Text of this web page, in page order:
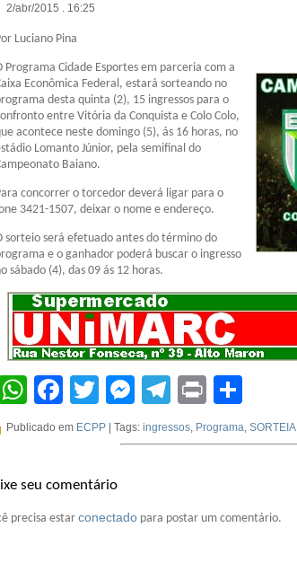
2/abr/2015 . 16:25
Luciano Pina
Programa Cidade Esportes em parceria com a
Econômica Federal, estará sorteando no
desta quinta (2), 15 ingressos para o
entre Vitória da Conquista e Colo Colo,
acontece neste domingo (5), ás 16 horas, no
Lomanto Júnior, pela semifinal do
Baiano.
concorrer o torcedor deverá ligar para o
3421-1507, deixar o nome e endereço.
sorteio será efetuado antes do término do
e o ganhador poderá buscar o ingresso
sábado (4), das 09 ás 12 horas.
WhatsApp
Facebook
Twitter
Messenger
Telegram
Print
Publicado em ECPP | Tags: ingressos Programa SORTEIA
seu comentário
precisa estar conectado para postar um comentário.